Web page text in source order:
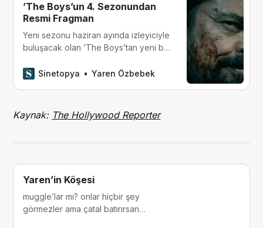
’The Boys’un 4. Sezonundan
Resmi Fragman
Yeni sezonu haziran ayında izleyiciyle
buluşacak olan ’The Boys’tan yeni bir
Sinetopya
Yaren Özbebek
Kaynak: The Hollywood Reporter
Yaren’in Köşesi
muggle’lar mı? onlar hiçbir şey
görmezler ama çatal batırırsan